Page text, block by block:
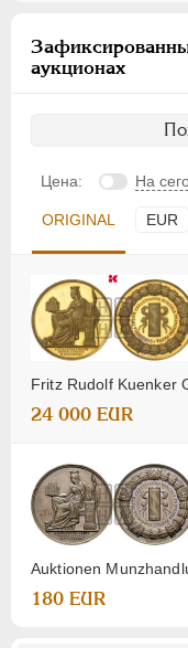
аукционах
Цена: На
ORIGINAL EUR
Fritz Rudolf Kuenker
24 000 EUR
Auktionen
180 EUR